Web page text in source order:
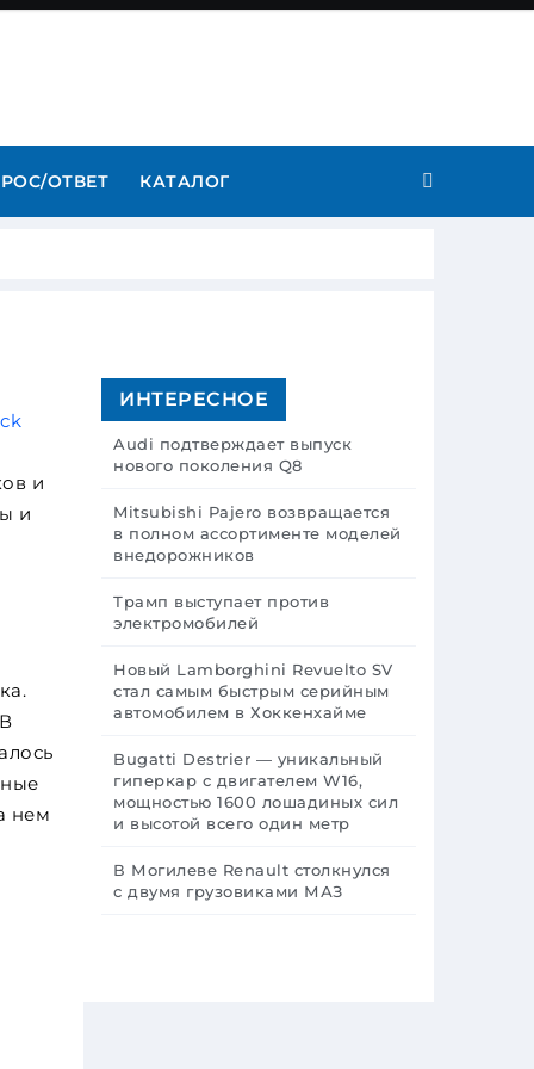
ОТВЕТ КАТАЛОГ
и
и
нем
ИНТЕРЕСНОЕ
Audi подтверждает выпуск
нового поколения Q8
Mitsubishi Pajero возвращается
в полном ассортименте моделей
внедорожников
Трамп выступает против
электромобилей
Новый Lamborghini Revuelto SV
стал самым быстрым серийным
автомобилем в Хоккенхайме
Bugatti Destrier — уникальный
гиперкар с двигателем W16,
мощностью 1600 лошадиных сил
и высотой всего один метр
В Могилеве Renault столкнулся
с двумя грузовиками МАЗ